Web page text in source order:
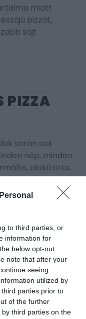
to third parties, or
information for
below opt-out
note that after your
seeing
utilized by
parties prior to
of the further
third parties on the
miatt
pizzát,
sajt
PIZZA
során sok
nép, minden
alakította.
a következménye
kering a
pizza a
sfincione egy